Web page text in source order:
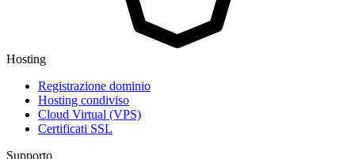
Hosting
Registrazione dominio
Hosting condiviso
Cloud Virtual (VPS)
Certificati SSL
Supporto